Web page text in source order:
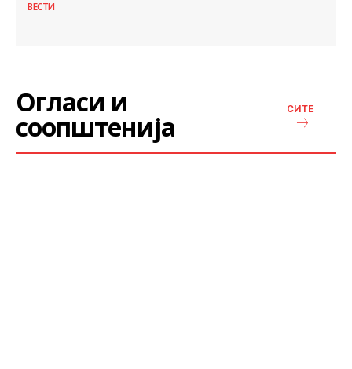
ВЕСТИ
Огласи и
соопштенија
СИТЕ